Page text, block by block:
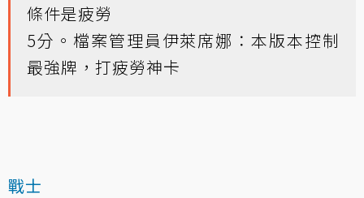
條件是疲勞
5分。檔案管理員伊萊席娜：本版本控制
最強牌，打疲勞神卡
戰士